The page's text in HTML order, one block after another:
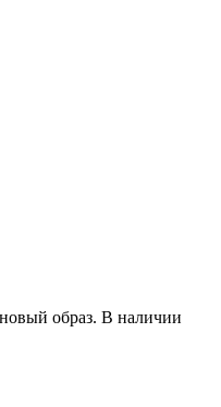
новый образ. В наличии